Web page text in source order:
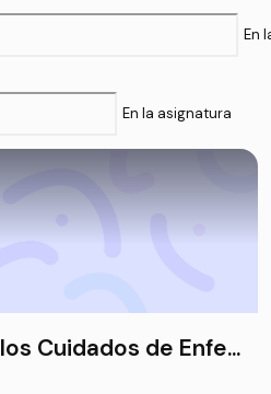
En la asignatura
Cuidados de Enfer
En